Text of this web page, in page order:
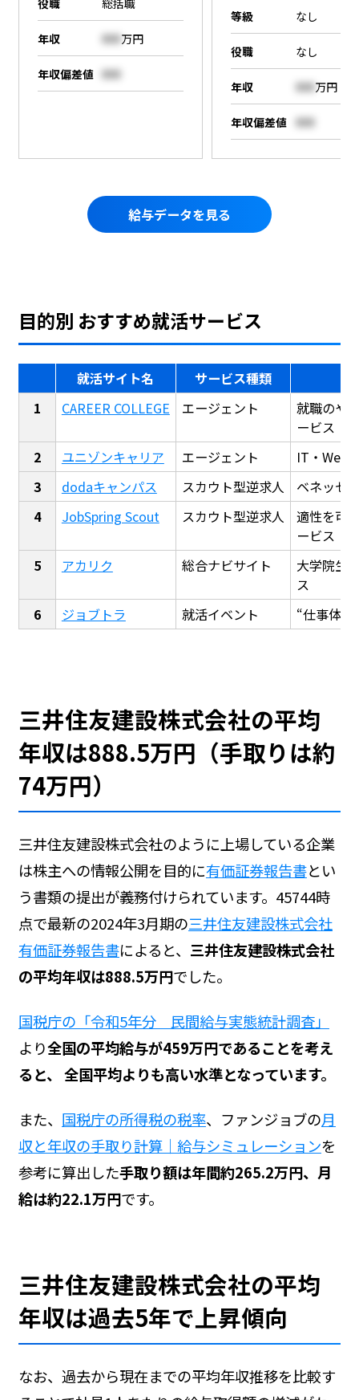
年収 000万円
年収偏差値 000
等級 なし
役職 なし
年収 000万円
年収偏差値 000
給与データを見る
目的別 おすすめ就活サービス
就活サイト名
サービス種類
CAREER COLLEGE
エージェント
就職のや
ービス
ユニゾンキャリア
エージェント
IT・Web
dodaキャンパス
スカウト型逆求人
ベネッセ
JobSpring Scout
スカウト型逆求人
適性を可
ービス
アカリク
総合ナビサイト
大学院生
ス
ジョブトラ
就活イベント “仕事体
三井住友建設株式会社の平均
年収は888.5万円（手取りは約
74万円）
三井住友建設株式会社のように上場している企業
は株主への情報公開を目的に有価証券報告書とい
う書類の提出が義務付けられています。45744時
点で最新の2024年3月期の三井住友建設株式会社
有価証券報告書によると、 三井住友建設株式会社
の平均年収は888.5万円でした。
国税庁の「令和5年分 民間給与実態統計調査」
より全国の平均給与が459万円であることを考え
ると、 全国平均よりも高い水準となっています。
また、 国税庁の所得税の税率、ファンジョブの月
収と年収の手取り計算｜給与シミュレーションを
参考に算出した手取り額は年間約265.2万円、月
給は約22.1万円です。
三井住友建設株式会社の平均
年収は過去5年で上昇傾向
なお、過去から現在までの平均年収推移を比較す